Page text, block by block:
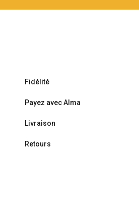
Fidélité
Payez avec Alma
Livraison
Retours